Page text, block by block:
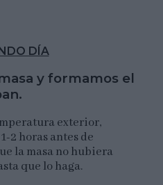
DÍA
y formamos el
exterior,
2 horas antes de
la masa no hubiera
que lo haga.